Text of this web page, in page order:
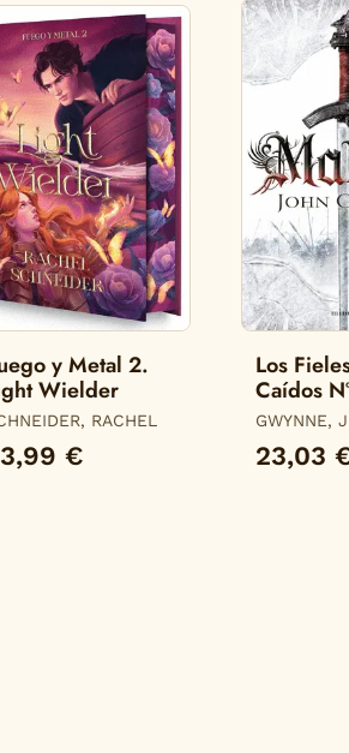
y Metal 2.
Wielder
RACHEL
€
Los
Caídos
Maldad
GWYNNE,
23,03